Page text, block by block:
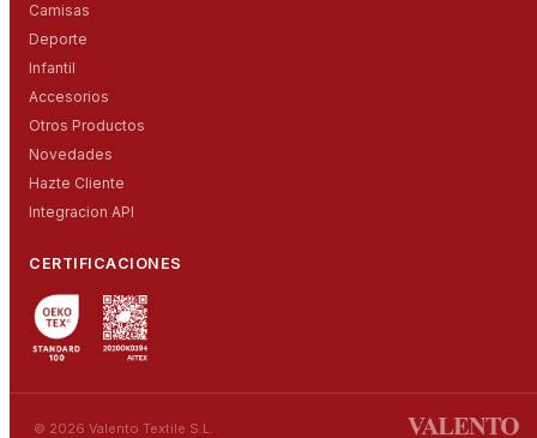
Camisas
Deporte
Infantil
Accesorios
Otros Productos
Novedades
Hazte Cliente
Integracion API
CERTIFICACIONES
© 2026 Valento Textile S.L.